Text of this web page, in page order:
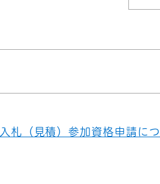
札（見積）参加資格申請に